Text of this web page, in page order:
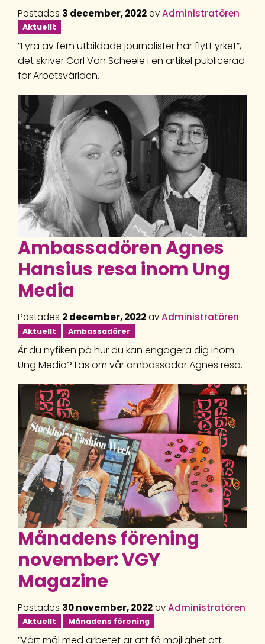
Postades 3 december, 2022avAdministratören
Aktuellt
”Fyra av fem utbildade journalister har flytt yrket”,
det skriver Carl Von Scheele i en artikel publicerad
för Arbetsvärlden.
Ambassadören Agnes
Hansius resa inom Ung
Media
Postades 2 december, 2022avAdministratören
Aktuellt Ambassadörer
Är du nyfiken på hur du kan engagera dig inom
Ung Media? Läs om vår ambassadör Agnes resa.
Månadens förening
november: VGY
Magazine
Postades 30 november, 2022avAdministratören
Aktuellt Månadens förening
”Vårt mål med arbetet är att få möjlighet att